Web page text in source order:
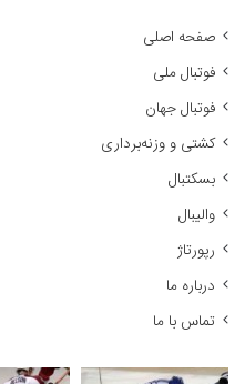
صفحه اصلی
فوتبال ملی
فوتبال جهان
کشتی و وزنه‌برداری
بسکتبال
والیبال
رپورتاژ
درباره ما
تماس با ما